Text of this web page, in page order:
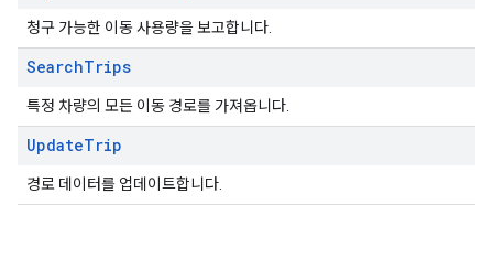
청구 가능한 이동 사용량을 보고합니다.
SearchTrips
특정 차량의 모든 이동 경로를 가져옵니다.
UpdateTrip
경로 데이터를 업데이트합니다.